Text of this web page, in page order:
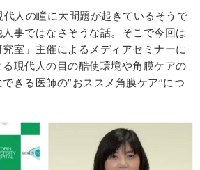
人の瞳に大問題が起きているそうで
事ではなさそうな話。そこで今回は
究室」主催によるメディアセミナーに
現代人の目の酷使環境や角膜ケアの
きる医師の“おススメ角膜ケア”につ